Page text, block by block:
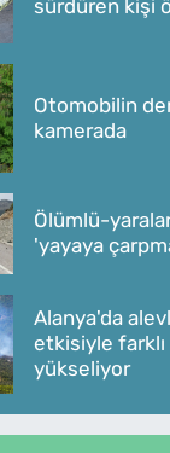
sürdüren kişi
Otomobilin
kamerada
Ölümlü-
'yayaya
Alanya'da
etkisiyle
yükseliyor